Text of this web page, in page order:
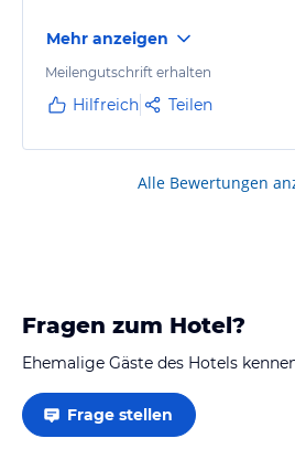
Mehr anzeigen
Meilengutschrift erhalten
Hilfreich Teilen
Alle Bewertungen
Fragen zum Hotel?
Ehemalige Gäste des Hotels
Frage stellen